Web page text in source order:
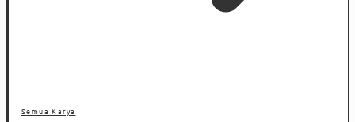
Semua Karya